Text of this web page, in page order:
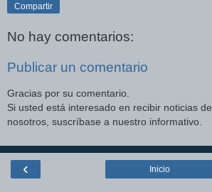
Compartir
No hay comentarios:
Publicar un comentario
Gracias por su comentario.
Si usted está interesado en recibir noticias de
nosotros, suscríbase a nuestro informativo.
‹ Inicio